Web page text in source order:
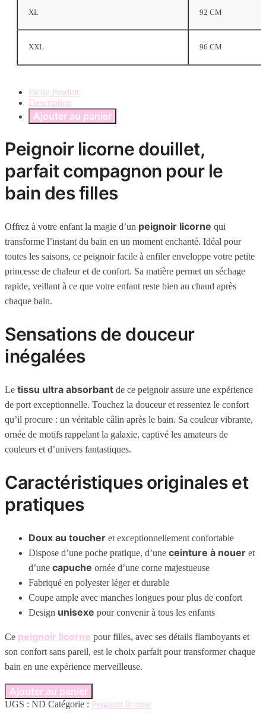
XL 92 CM
XXL 96 CM
Fiche Produit
Description
Ajouter au panier
Peignoir licorne douillet,
parfait compagnon pour le
bain des filles
Offrez à votre enfant la magie d’un peignoir licorne qui
transforme l’instant du bain en un moment enchanté. Idéal pour
toutes les saisons, ce peignoir facile à enfiler enveloppe votre petite
princesse de chaleur et de confort. Sa matière permet un séchage
rapide, veillant à ce que votre enfant reste bien au chaud après
chaque bain.
Sensations de douceur
inégalées
Le tissu ultra absorbant de ce peignoir assure une expérience
de port exceptionnelle. Touchez la douceur et ressentez le confort
qu’il procure : un véritable câlin après le bain. Sa couleur vibrante,
ornée de motifs rappelant la galaxie, captivé les amateurs de
couleurs et d’univers fantastiques.
Caractéristiques originales et
pratiques
Doux au toucher et exceptionnellement confortable
Dispose d’une poche pratique, d’une ceinture à nouer et
d’une capuche ornée d’une corne majestueuse
Fabriqué en polyester léger et durable
Coupe ample avec manches longues pour plus de confort
Design unisexe pour convenir à tous les enfants
Ce peignoir licorne pour filles, avec ses détails flamboyants et
son confort sans pareil, est le choix parfait pour transformer chaque
bain en une expérience merveilleuse.
Ajouter au panier
UGS : ND Catégorie : Peignoir licorne